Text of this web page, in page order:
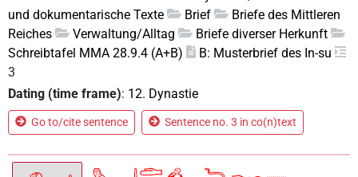
und dokumentarische Texte
Brief
Briefe des Mittleren
Reiches
Verwaltung/Alltag
Briefe diverser Herkunft
Schreibtafel MMA 28.9.4 (A+B)
B: Musterbrief des In-su
3
Dating (time frame): 12. Dynastie
Go to/cite sentence Sentence no. 3 in co(n)text